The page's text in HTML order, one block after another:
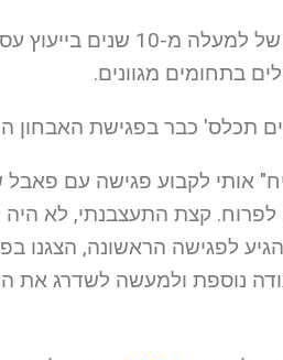
בתחומים מגוונים.
תכלס' כבר בפגישת האבחון
אותי לקבוע פגישה עם
לפגישה הראשונה, הצגנו